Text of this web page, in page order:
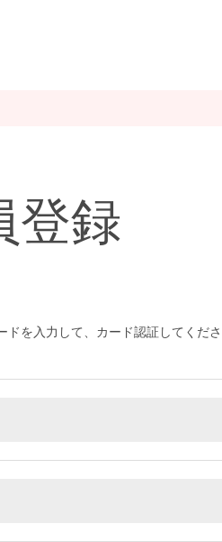
登録
ドを入力して、カード認証してくだ